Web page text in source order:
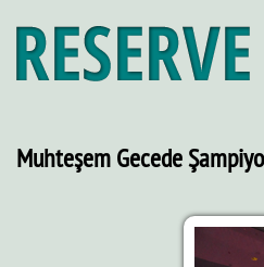
Muhteşem Gecede